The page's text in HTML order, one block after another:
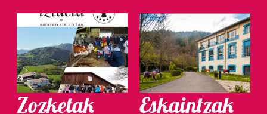
Zozketak Eskaintzak